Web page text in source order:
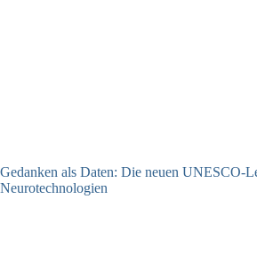
Gedanken als Daten: Die neuen UNESCO-
Neurotechnologien